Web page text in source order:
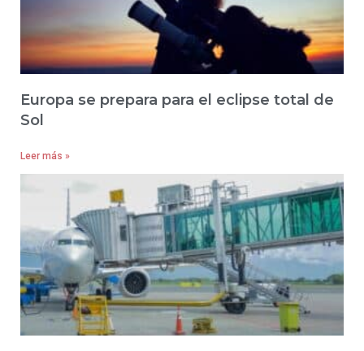
Europa se prepara para el eclipse total de
Sol
Leer más »